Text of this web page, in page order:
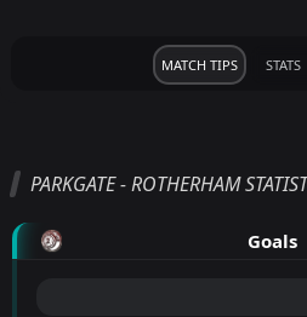
MATCH TIPS STATS
PARKGATE - ROTHERHAM
Goals